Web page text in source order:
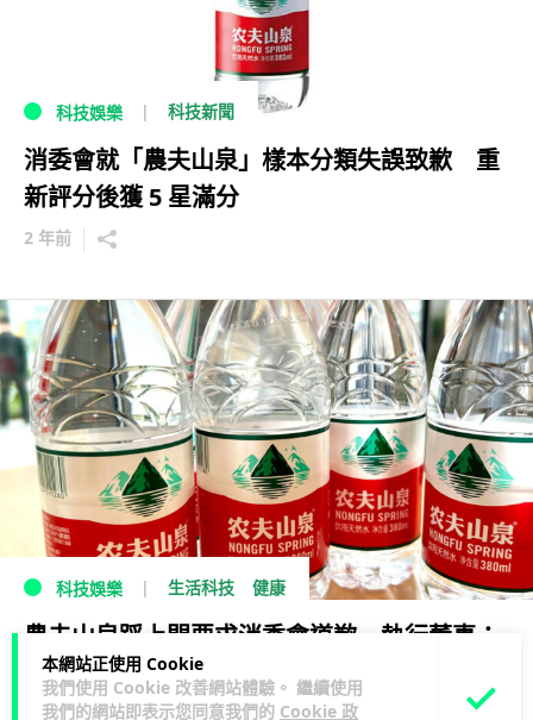
本網站正使用 Cookie
我們使用 Cookie 改善網站體驗。 繼續使用
我們的網站即表示您同意我們的 Cookie 政
科技娛樂 科技新聞
消委會就「農夫山泉」樣本分類失誤致歉 重
新評分後獲 5 星滿分
2 年前
科技娛樂 生活科技 健康
農夫山泉踩上門要求消委會道歉 執行董事：
若不道歉追究到底
2 年前